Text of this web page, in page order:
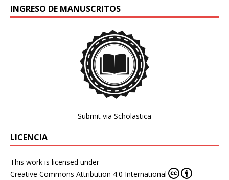
INGRESO DE MANUSCRITOS
Submit via Scholastica
LICENCIA
This work is licensed under
Creative Commons Attribution 4.0 International